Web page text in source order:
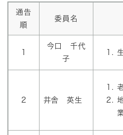
通告
順
委員名
1
今口 千代
子
2 井舎 英生